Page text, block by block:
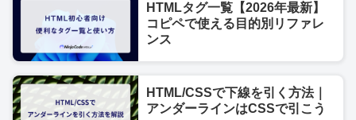
HTMLタグ一覧【2026年最新】
コピペで使える目的別リファレ
ンス
HTML/CSSで下線を引く方法｜
アンダーラインはCSSで引こう